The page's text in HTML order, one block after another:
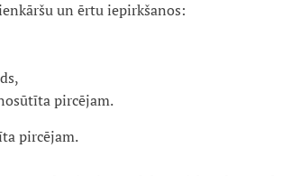
un ērtu iepirkšanos:
pircējam.
pircējam.